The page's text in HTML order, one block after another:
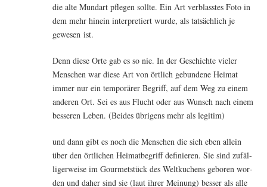
die alte Mund­art pfle­gen soll­te. Ein Art ver­blass­tes Foto in
dem mehr hin­ein inter­pre­tiert wur­de, als tat­säch­lich je
gewe­sen ist.
Denn die­se Orte gab es so nie. In der Geschich­te vie­ler
Men­schen war die­se Art von ört­lich gebun­de­ne Hei­mat
immer nur ein tem­po­rä­rer Begriff, auf dem Weg zu einem
ande­ren Ort. Sei es aus Flucht oder aus Wunsch nach einem
bes­se­ren Leben. (Bei­des übri­gens mehr als legitim)
und dann gibt es noch die Men­schen die sich eben allein
über den ört­li­chen Hei­mat­be­griff defi­nie­ren. Sie sind zufäl­
li­ger­wei­se im Gour­met­stück des Welt­ku­chens gebo­ren wor­
den und daher sind sie (laut ihrer Mei­nung) bes­ser als alle